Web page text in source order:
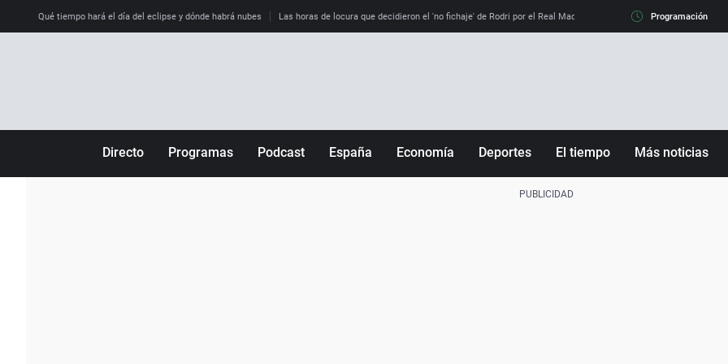
Qué tiempo hará el día del eclipse y dónde habrá nubes Las horas de locura que decidieron el 'no fichaje' de Rodri por el Real Madrid y su 'sí' al Barça La llamada
Programación
Directo Programas Podcast España Economía Deportes El tiempo Más noticias